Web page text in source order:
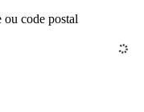
ou code postal